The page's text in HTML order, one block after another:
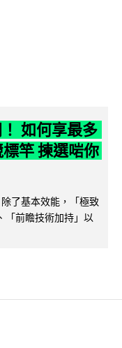
如何享最多
竿 揀選啱你
了基本效能，「極致
「前瞻技術加持」以